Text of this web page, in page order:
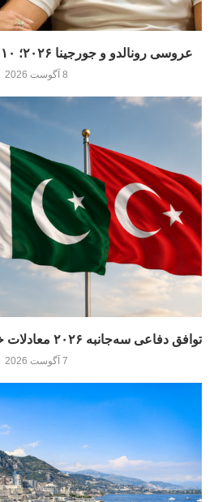
عروسی رونالدو و جورجینا ۲۰۲۶؛ ۱۰ چهره خارج از فهرست
8 آگوست 2026
توافق دفاعی سه‌جانبه ۲۰۲۶ معادلات خاورمیانه را تغییر می‌دهد
7 آگوست 2026